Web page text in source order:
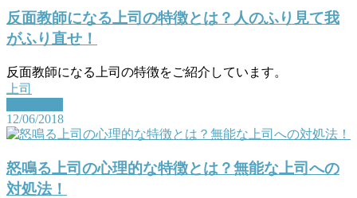
反面教師になる上司の特徴とは？人のふり見て我
がふり直せ！
反面教師になる上司の特徴をご紹介しています。
上司
12/06/2018
怒鳴る上司の心理的な特徴とは？無能な上司への
対処法！